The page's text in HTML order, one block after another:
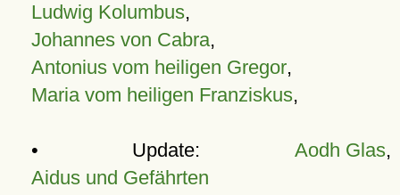
Ludwig Kolumbus,
Johannes von Cabra,
Antonius vom heiligen Gregor,
Maria vom heiligen Franziskus,
• Update: Aodh Glas,
Aidus und Gefährten